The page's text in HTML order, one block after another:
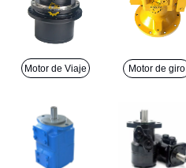
Motor de Viaje Motor de giro